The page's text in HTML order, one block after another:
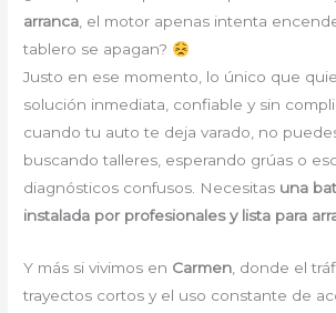
arranca, el motor apenas intenta
tablero se apagan?
Justo en ese momento, lo único que
solución inmediata, confiable y sin
cuando tu auto te deja varado, no
buscando talleres, esperando grúas o
diagnósticos confusos. Necesitas una
instalada por profesionales y lista para
Y más si vivimos en Carmen , donde el
trayectos cortos y el uso constante de